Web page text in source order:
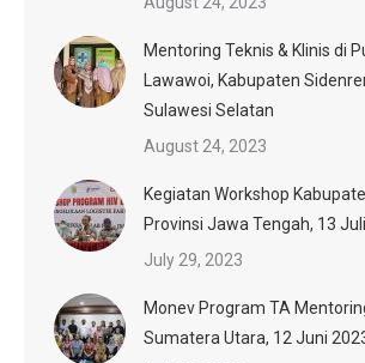
Mentoring Teknis & Klinis di
Lawawoi, Kabupaten
Sulawesi Selatan
August 24, 2023
Kegiatan Workshop
Provinsi Jawa Tengah, 13
July 29, 2023
Monev Program TA
Sumatera Utara, 12 Juni